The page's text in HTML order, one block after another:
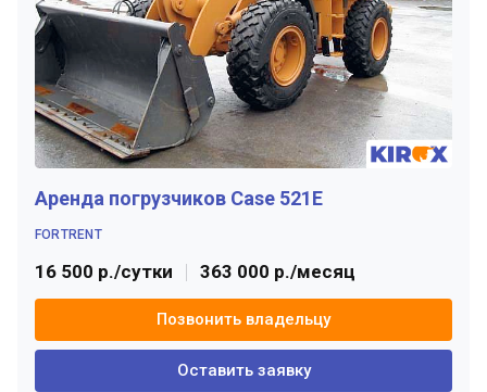
Аренда погрузчиков Case 521E
FORTRENT
16 500 р./сутки 363 000 р./месяц
Позвонить владельцу
Оставить заявку